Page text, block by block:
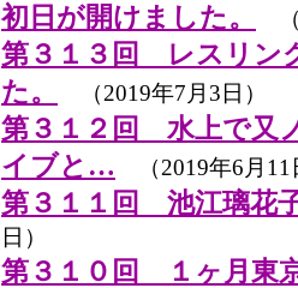
初日が開けました。
（
第３１３回 レスリン
た。
（2019年7月3日）
第３１２回 水上で又
イブと… （2019年6月11
第３１１回 池江璃花
日）
第３１０回 １ヶ月東